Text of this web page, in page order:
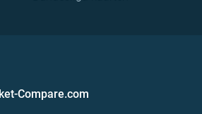
Compare.com